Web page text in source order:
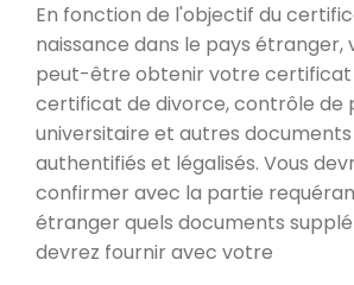
En fonction de l'objectif du
naissance dans le pays étranger,
peut-être obtenir votre certificat
certificat de divorce, contrôle de
universitaire et autres
authentifiés et légalisés. Vous
confirmer avec la partie
étranger quels documents
devrez fournir avec votre